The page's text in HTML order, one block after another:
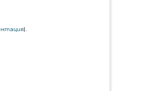
).